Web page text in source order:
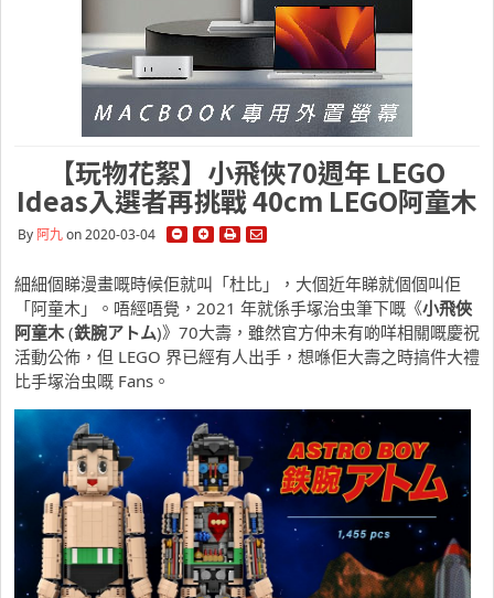
【玩物花絮】小飛俠70週年 LEGO
Ideas入選者再挑戰 40cm LEGO阿童木
By 阿九on 2020-03-04
細細個睇漫畫嘅時候佢就叫「杜比」，大個近年睇就個個叫佢
「阿童木」。唔經唔覺，2021 年就係手塚治虫筆下嘅《小飛俠
阿童木(鉄腕アトム)》70大壽，雖然官方仲未有啲咩相關嘅慶祝
活動公佈，但 LEGO 界已經有人出手，想喺佢大壽之時搞件大禮
比手塚治虫嘅 Fans。